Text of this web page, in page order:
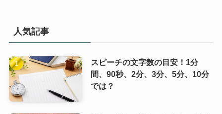
人気記事
スピーチの文字数の目安！1分
間、90秒、2分、3分、5分、10分
では？